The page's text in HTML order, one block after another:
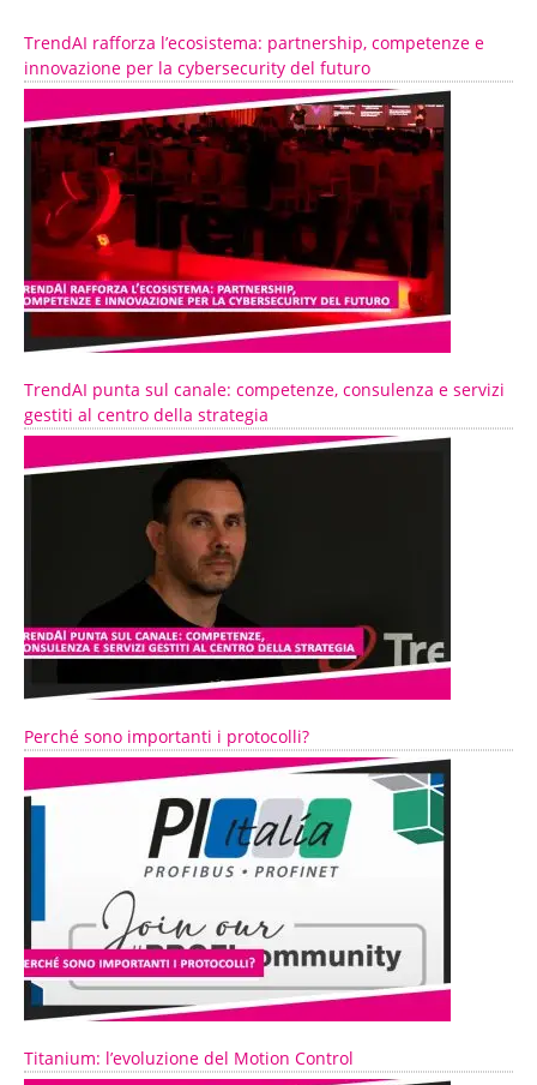
TrendAI rafforza l’ecosistema: partnership, competenze e
innovazione per la cybersecurity del futuro
TrendAI punta sul canale: competenze, consulenza e servizi
gestiti al centro della strategia
Perché sono importanti i protocolli?
Titanium: l’evoluzione del Motion Control